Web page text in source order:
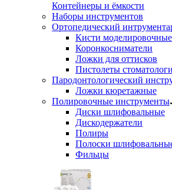
Контейнеры и ёмкости
Наборы инструментов
Ортопедический
Кисти моделировочные
Коронкосниматели
Ложки для оттисков
Пистолеты
Пародонтологический
Ложки кюретажные
Полировочные инструменты
Диски шлифовальные
Дискодержатели
Полиры
Полоски
Фильцы